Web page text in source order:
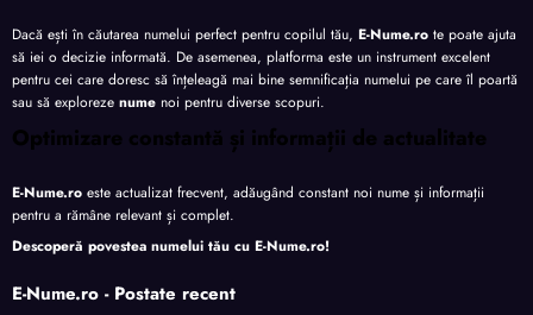
Dacă ești în căutarea numelui perfect pentru copilul tău, E-Nume.ro te poate ajuta
să iei o decizie informată. De asemenea, platforma este un instrument excelent
pentru cei care doresc să înțeleagă mai bine semnificația numelui pe care îl poartă
sau să exploreze nume noi pentru diverse scopuri.
Optimizare constantă și informații de actualitate
E-Nume.ro este actualizat frecvent, adăugând constant noi nume și informații
pentru a rămâne relevant și complet.
Descoperă povestea numelui tău cu E-Nume.ro!
E-Nume.ro - Postate recent